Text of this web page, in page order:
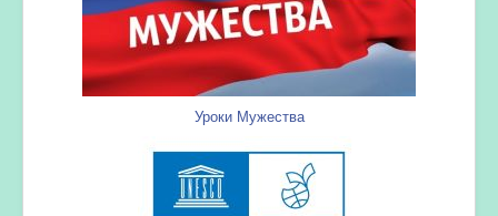
Уроки Мужества